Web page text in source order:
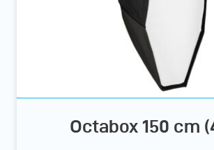
Octabox 150 cm